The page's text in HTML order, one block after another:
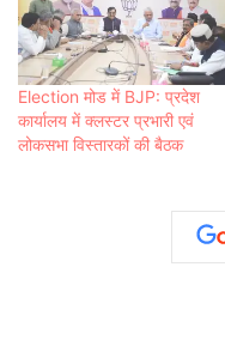
Election मोड में BJP: प्रदेश
कार्यालय में क्लस्टर प्रभारी एवं
लोकसभा विस्तारकों की बैठक